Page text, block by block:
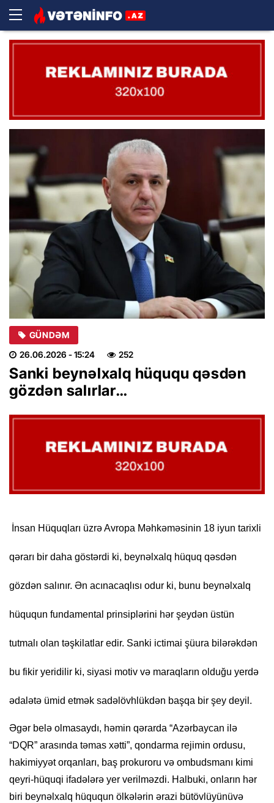
GÜNDƏM
26.06.2026 - 15:24 252
Sanki beynəlxalq hüququ qəsdən
gözdən salırlar…
İnsan Hüquqları üzrə Avropa Məhkəməsinin 18 iyun tarixli
qərarı bir daha göstərdi ki, beynəlxalq hüquq qəsdən
gözdən salınır. Ən acınacaqlısı odur ki, bunu beynəlxalq
hüququn fundamental prinsiplərini hər şeydən üstün
tutmalı olan təşkilatlar edir. Sanki ictimai şüura bilərəkdən
bu fikir yeridilir ki, siyasi motiv və maraqların olduğu yerdə
ədalətə ümid etmək sadəlövhlükdən başqa bir şey deyil.
Əgər belə olmasaydı, həmin qərarda “Azərbaycan ilə
“DQR” arasında təmas xətti”, qondarma rejimin ordusu,
hakimiyyət orqanları, baş prokuroru və ombudsmanı kimi
qeyri-hüquqi ifadələrə yer verilməzdi. Halbuki, onların hər
biri beynəlxalq hüququn ölkələrin ərazi bütövlüyünüvə